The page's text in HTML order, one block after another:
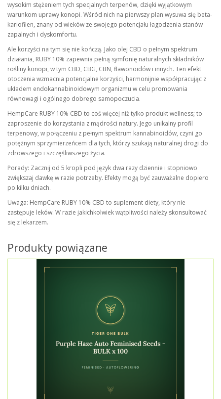
wysokim stężeniem tych specjalnych terpenów, dzięki wyjątkowym
warunkom uprawy konopi. Wśród nich na pierwszy plan wysuwa się beta-
kariofilen, znany od wieków ze swojego potencjału łagodzenia stanów
zapalnych i dyskomfortu.
Ale korzyści na tym się nie kończą. Jako olej CBD o pełnym spektrum
działania, RUBY 10% zapewnia pełną symfonię naturalnych składników
rośliny konopi, w tym CBD, CBG, CBN, flawonoidów i innych. Ten efekt
otoczenia wzmacnia potencjalne korzyści, harmonijnie współpracując z
układem endokannabinoidowym organizmu w celu promowania
równowagi i ogólnego dobrego samopoczucia.
HempCare RUBY 10% CBD to coś więcej niż tylko produkt wellness; to
zaproszenie do korzystania z mądrości natury. Jego unikalny profil
terpenowy, w połączeniu z pełnym spektrum kannabinoidów, czyni go
potężnym sprzymierzeńcem dla tych, którzy szukają naturalnej drogi do
zdrowszego i szczęśliwszego życia.
Porady: Zacznij od 5 kropli pod język dwa razy dziennie i stopniowo
zwiększaj dawkę w razie potrzeby. Efekty mogą być zauważalne dopiero
po kilku dniach.
Uwaga: HempCare RUBY 10% CBD to suplement diety, który nie
zastępuje leków. W razie jakichkolwiek wątpliwości należy skonsultować
się z lekarzem.
Produkty powiązane